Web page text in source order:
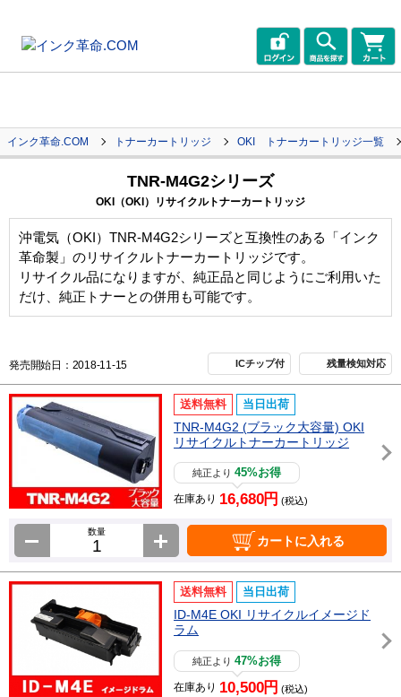
インク革命.COM トナーカートリッジ OKI トナーカートリッジ一覧
TNR-M4G2シリーズ
OKI（OKI）リサイクルトナーカートリッジ
沖電気（OKI）TNR-M4G2シリーズと互換性のある「インク
革命製」のリサイクルトナーカートリッジです。
リサイクル品になりますが、純正品と同じようにご利用いた
だけ、純正トナーとの併用も可能です。
発売開始日：2018-11-15 ICチップ付 残量検知対応
送料無料 当日出荷
TNR-M4G2 (ブラック大容量) OKI
リサイクルトナーカートリッジ
純正より45%お得
在庫あり 16,680円 (税込)
数量
カートに入れる
送料無料 当日出荷
ID-M4E OKI リサイクルイメージド
ラム
純正より47%お得
在庫あり 10,500円 (税込)